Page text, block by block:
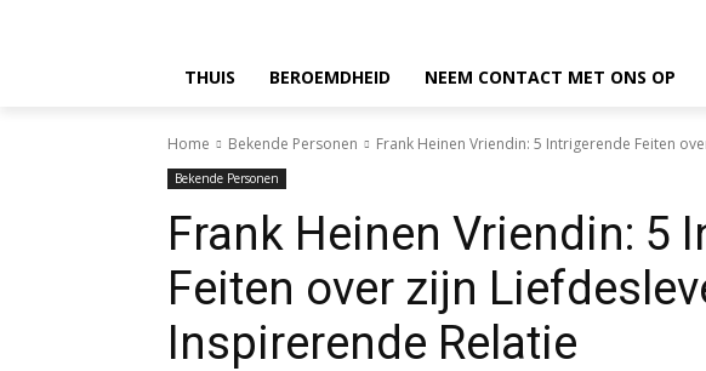
THUIS BEROEMDHEID NEEM CONTACT MET ONS OP
Home Bekende Personen Frank Heinen Vriendin: 5 Intrigerende Feiten
Bekende Personen
Frank Heinen Vriendin: 5
Feiten over zijn
Inspirerende Relatie